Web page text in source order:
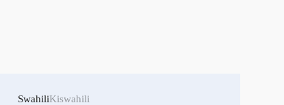
SwahiliKiswahili